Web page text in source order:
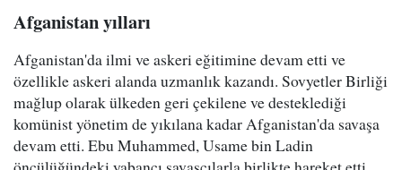
Afganistan yılları
Afganistan'da ilmi ve askeri eğitimine devam etti ve
özellikle askeri alanda uzmanlık kazandı. Sovyetler Birliği
mağlup olarak ülkeden geri çekilene ve desteklediği
komünist yönetim de yıkılana kadar Afganistan'da savaşa
devam etti. Ebu Muhammed, Usame bin Ladin